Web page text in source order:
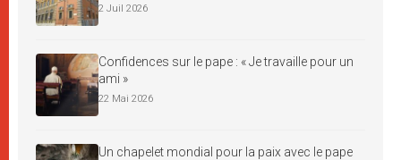
2 Juil 2026
Confidences sur le pape : « Je travaille pour un
ami »
22 Mai 2026
Un chapelet mondial pour la paix avec le pape